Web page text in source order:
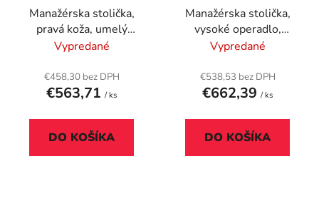
Manažérska stolička,
pravá koža, umelý
plastový krížový
dreva, model "Buffalo
HX", čierna
Vypredané
€458,30 bez DPH
€563,71 / ks
DO KOŠÍKA
Manažérska stolička,
vysoké operadlo,
čalúnená, hliníkový
modrá
Vypredané
€538,53 bez DPH
€662,39 / ks
DO KOŠÍKA